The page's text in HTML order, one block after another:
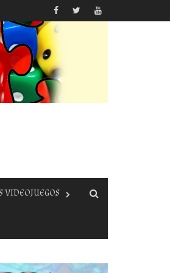
VIDEOJUEGOS